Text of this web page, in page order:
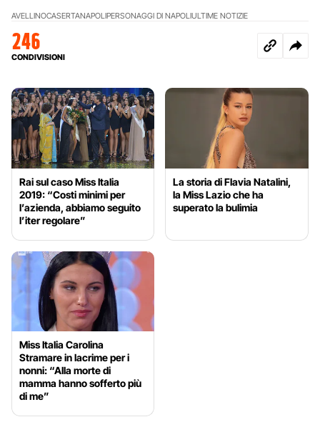
AVELLINOCASERTANAPOLIPERSONAGGI DI NAPOLIULTIME NOTIZIE
246
CONDIVISIONI
Rai sul caso Miss Italia
2019: “Costi minimi per
l’azienda, abbiamo seguito
l’iter regolare”
La storia di Flavia Natalini,
la Miss Lazio che ha
superato la bulimia
Miss Italia Carolina
Stramare in lacrime per i
nonni: “Alla morte di
mamma hanno sofferto più
di me”